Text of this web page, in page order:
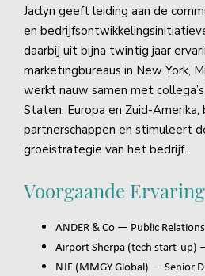
Jaclyn geeft leiding aan de
en
daarbij uit bijna twintig jaar
marketingbureaus in New York,
werkt nauw samen met
Staten, Europa en Zuid-
partnerschappen en stimuleert
groeistrategie van het bedrijf.
Voorgaande
ANDER & Co — Public
Airport Sherpa (tech start-up)
NJF (MMGY Global) — Senior